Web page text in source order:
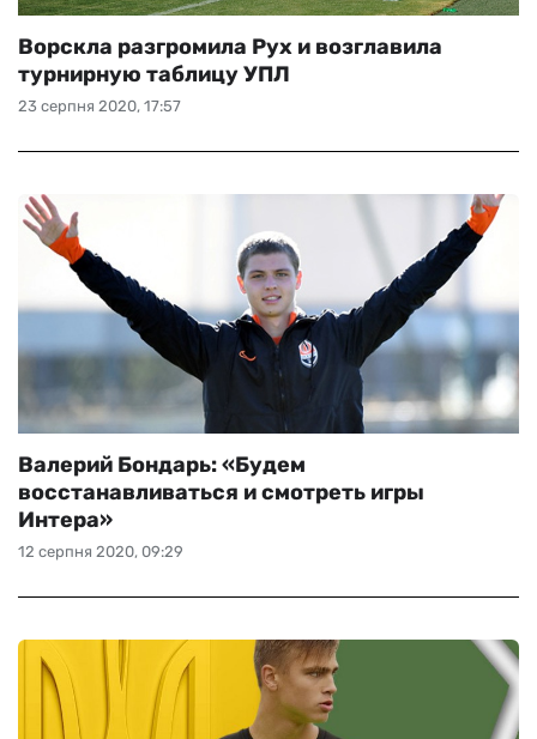
23 серпня 2020, 17:57
Ворскла разгромила Рух и возглавила
турнирную таблицу УПЛ
12 серпня 2020, 09:29
Валерий Бондарь: «Будем
восстанавливаться и смотреть игры
Интера»